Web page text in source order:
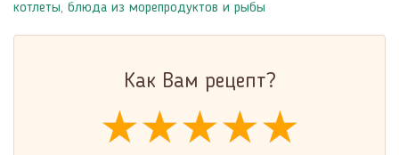
котлеты, блюда из морепродуктов и рыбы
Как Вам рецепт?
★★★★★
★★★★★
★★★★★